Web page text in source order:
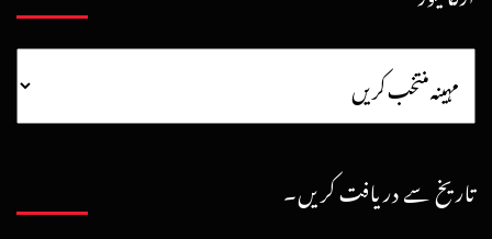
تاریخ سے دریافت کریں۔